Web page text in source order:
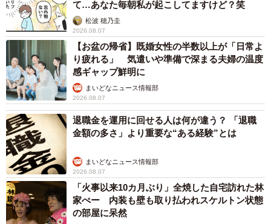
て…あなた毎朝私が起こしてますけど？笑
松波 穂乃圭
2026.08.07
【お盆の帰省】既婚女性の半数以上が「日常よ
り疲れる」 気遣いや準備で深まる夫婦の温度
感ギャップ鮮明に
まいどなニュース情報部
2026.08.07
退職金を運用に回せる人は何が違う？ 「退職
金額の多さ」より重要な“ある経験”とは
まいどなニュース情報部
2026.08.07
「火事以来10カ月ぶり」全焼した自宅訪れた林
家ぺー 内装も壁も取り払われスケルトン状態
の部屋に呆然